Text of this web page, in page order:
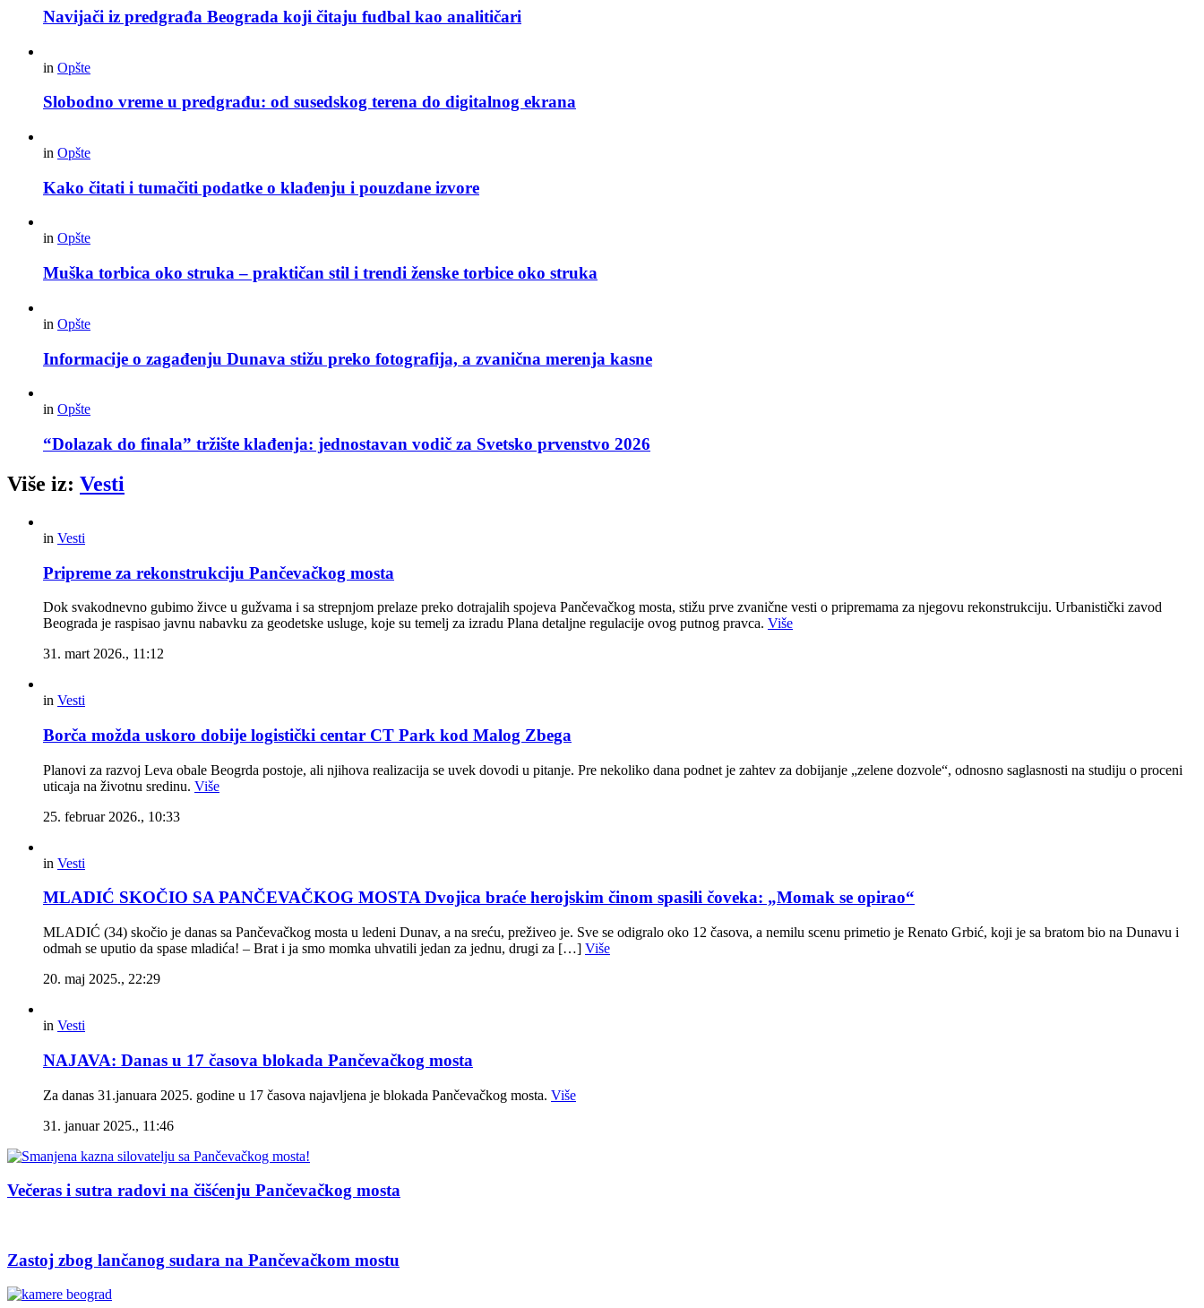
Navijači iz predgrađa Beograda koji čitaju fudbal kao analitičari
in Opšte
Slobodno vreme u predgrađu: od susedskog terena do digitalnog ekrana
in Opšte
Kako čitati i tumačiti podatke o klađenju i pouzdane izvore
in Opšte
Muška torbica oko struka – praktičan stil i trendi ženske torbice oko struka
in Opšte
Informacije o zagađenju Dunava stižu preko fotografija, a zvanična merenja kasne
in Opšte
“Dolazak do finala” tržište klađenja: jednostavan vodič za Svetsko prvenstvo 2026
Više iz: Vesti
in Vesti
Pripreme za rekonstrukciju Pančevačkog mosta
Dok svakodnevno gubimo živce u gužvama i sa strepnjom prelaze preko dotrajalih spojeva Pančevačkog mosta, stižu prve zvanične vesti o pripremama za njegovu rekonstrukciju. Urbanistički zavod
Beograda je raspisao javnu nabavku za geodetske usluge, koje su temelj za izradu Plana detaljne regulacije ovog putnog pravca. Više
31. mart 2026., 11:12
in Vesti
Borča možda uskoro dobije logistički centar CT Park kod Malog Zbega
Planovi za razvoj Leva obale Beogrda postoje, ali njihova realizacija se uvek dovodi u pitanje. Pre nekoliko dana podnet je zahtev za dobijanje „zelene dozvole“, odnosno saglasnosti na studiju o proceni
uticaja na životnu sredinu. Više
25. februar 2026., 10:33
in Vesti
MLADIĆ SKOČIO SA PANČEVAČKOG MOSTA Dvojica braće herojskim činom spasili čoveka: „Momak se opirao“
MLADIĆ (34) skočio je danas sa Pančevačkog mosta u ledeni Dunav, a na sreću, preživeo je. Sve se odigralo oko 12 časova, a nemilu scenu primetio je Renato Grbić, koji je sa bratom bio na Dunavu i
odmah se uputio da spase mladića! – Brat i ja smo momka uhvatili jedan za jednu, drugi za […] Više
20. maj 2025., 22:29
in Vesti
NAJAVA: Danas u 17 časova blokada Pančevačkog mosta
Za danas 31.januara 2025. godine u 17 časova najavljena je blokada Pančevačkog mosta. Više
31. januar 2025., 11:46
Večeras i sutra radovi na čišćenju Pančevačkog mosta
Zastoj zbog lančanog sudara na Pančevačkom mostu